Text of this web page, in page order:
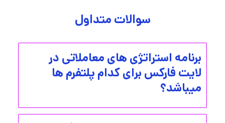
سوالات متداول
برنامه استراتژی های معاملاتی در
لایت فارکس برای کدام پلتفرم ها
میباشد؟